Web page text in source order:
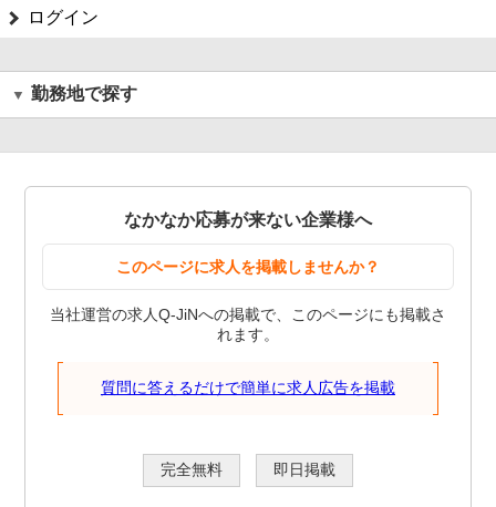
ログイン
勤務地で探す
なかなか応募が来ない企業様へ
このページに求人を掲載しませんか？
当社運営の求人Q-JiNへの掲載で、このページにも掲載さ
れます。
質問に答えるだけで簡単に求人広告を掲載
完全無料 即日掲載